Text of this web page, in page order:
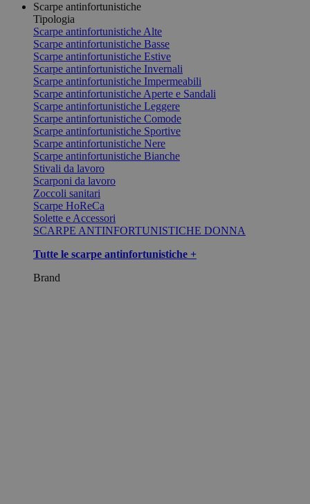
Scarpe antinfortunistiche
Tipologia
Scarpe antinfortunistiche Alte
Scarpe antinfortunistiche Basse
Scarpe antinfortunistiche Estive
Scarpe antinfortunistiche Invernali
Scarpe antinfortunistiche Impermeabili
Scarpe antinfortunistiche Aperte e Sandali
Scarpe antinfortunistiche Leggere
Scarpe antinfortunistiche Comode
Scarpe antinfortunistiche Sportive
Scarpe antinfortunistiche Nere
Scarpe antinfortunistiche Bianche
Stivali da lavoro
Scarponi da lavoro
Zoccoli sanitari
Scarpe HoReCa
Solette e Accessori
SCARPE ANTINFORTUNISTICHE DONNA
Tutte le scarpe antinfortunistiche +
Brand